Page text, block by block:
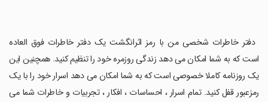
‏ دفتر خاطرات شخصی من با رمز اثرانگشت یک دفتر خاطرات فوق العاده
است که به شما امکان می دهد زندگی روزمره خود را تنظیم کنید. همچنین این
یک روزنامه کاملا خصوصی است که به شما امکان می دهد اسرار خود را با یک
رمزعبور قفل کنید. تمام اسرار ، احساسات ، افکار ، تجربیات و خاطرات شما می